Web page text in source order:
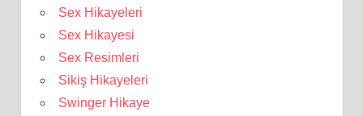
Sex Hikayeleri
Sex Hikayesi
Sex Resimleri
Sikiş Hikayeleri
Swinger Hikaye